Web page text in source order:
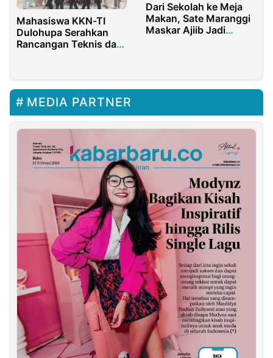
Mahasiswa KKN-TI
Dulohupa Serahkan
Rancangan Teknis dan
Dari Sekolah ke Meja
Makan, Sate Maranggi
Maskar Ajiib Jadi
MEDIA PARTNER